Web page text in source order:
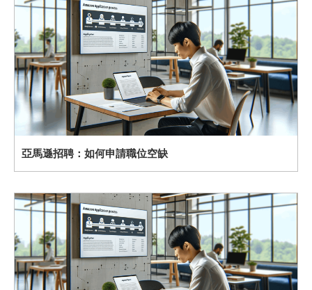
亞馬遜招聘：如何申請職位空缺